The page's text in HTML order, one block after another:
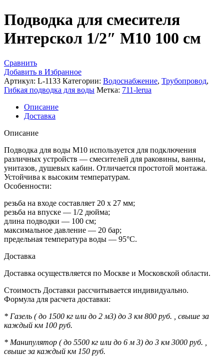
Подводка для смесителя
Интерскол 1/2″ М10 100 см
Сравнить
Добавить в Избранное
Артикул: L-1133 Категории: Водоснабжение, Трубопровод,
Гибкая подводка для воды Метка: 711-lerua
Описание
Доставка
Описание
Подводка для воды М10 используется для подключения
различных устройств — смесителей для раковины, ванны,
унитазов, душевых кабин. Отличается простотой монтажа.
Устойчива к высоким температурам.
Особенности:
резьба на входе составляет 20 х 27 мм;
резьба на впуске — 1/2 дюйма;
длина подводки — 100 см;
максимальное давление — 20 бар;
предельная температура воды — 95°C.
Доставка
Доставка осуществляется по Москве и Московской области.
Стоимость Доставки рассчитывается индивидуально.
Формула для расчета доставки:
* Газель ( до 1500 кг или до 2 м3) до 3 км 800 руб. , свыше за
каждый км 100 руб.
* Манипулятор ( до 5500 кг или до 6 м 3) до 3 км 3000 руб. ,
свыше за каждый км 150 руб.